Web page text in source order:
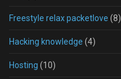
Freestyle relax packetlove (8)
Hacking knowledge (4)
Hosting (10)